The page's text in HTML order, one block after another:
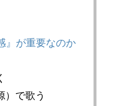
』が重要なのか
で歌う